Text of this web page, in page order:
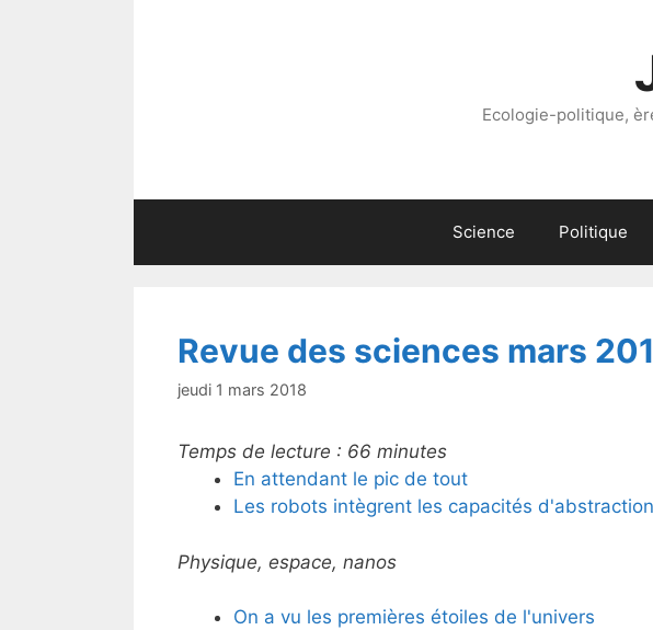
Ecologie-politique,
Science Politique
Revue des sciences mars
jeudi 1 mars 2018
Temps de lecture : 66 minutes
En attendant le pic de tout
Les robots intègrent les capacités d'abstraction
Physique, espace, nanos
On a vu les premières étoiles de l'univers